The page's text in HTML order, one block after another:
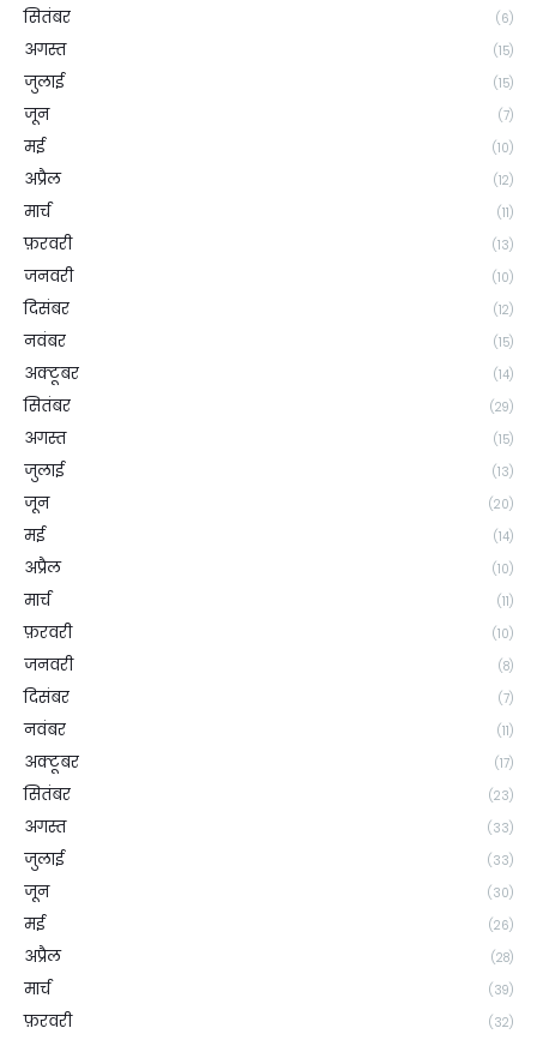
सितंबर (6)
अगस्त (15)
जुलाई (15)
जून (7)
मई (10)
अप्रैल (12)
मार्च (11)
फ़रवरी (13)
जनवरी (10)
दिसंबर (12)
नवंबर (15)
अक्टूबर (14)
सितंबर (29)
अगस्त (15)
जुलाई (13)
जून (20)
मई (14)
अप्रैल (10)
मार्च (11)
फ़रवरी (10)
जनवरी (8)
दिसंबर (7)
नवंबर (11)
अक्टूबर (17)
सितंबर (23)
अगस्त (33)
जुलाई (33)
जून (30)
मई (26)
अप्रैल (28)
मार्च (39)
फ़रवरी (32)